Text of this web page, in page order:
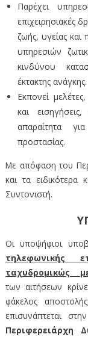
Παρέχει
επιχειρησιακές
ζωής, υγείας
υπηρεσιών
κινδύνου
έκτακτης ανάγκης.
Εκπονεί
και
απαραίτητα
προστασίας.
Με απόφαση του
και τα ειδικότερα
Συντονιστή.
Οι υποψήφιοι
τηλεφωνικής
ταχυδρομικώς
των αιτήσεων
φάκελος
επισυνάπτεται
Περιφερειάρχη